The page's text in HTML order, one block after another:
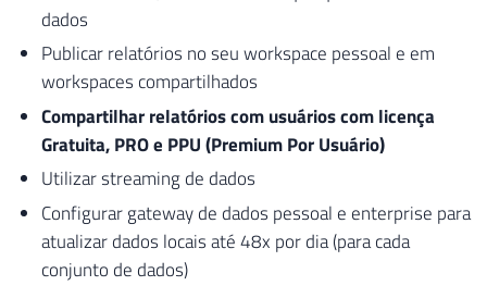
dados
Publicar relatórios no seu workspace pessoal e em
workspaces compartilhados
Compartilhar relatórios com usuários com licença
Gratuita, PRO e PPU (Premium Por Usuário)
Utilizar streaming de dados
Configurar gateway de dados pessoal e enterprise para
atualizar dados locais até 48x por dia (para cada
conjunto de dados)